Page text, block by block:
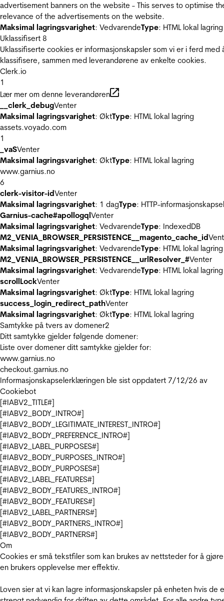
advertisement banners on the website - This serves to optimise
relevance of the advertisements on the website.
Maksimal lagringsvarighet: VedvarendeType: HTML lokal lagring
Uklassifisert 8
Uklassifiserte cookies er informasjonskapsler som vi er i ferd med
klassifisere, sammen med leverandørene av enkelte cookies.
Clerk.io
1
Lær mer om denne leverandøren
__clerk_debugVenter
Maksimal lagringsvarighet: ØktType: HTML lokal lagring
assets.voyado.com
1
_vaSVenter
Maksimal lagringsvarighet: ØktType: HTML lokal lagring
www.garnius.no
6
clerk-visitor-idVenter
Maksimal lagringsvarighet: 1 dagType: HTTP-informasjonskapsel
Garnius-cache#apollogqlVenter
Maksimal lagringsvarighet: VedvarendeType: IndexedDB
M2_VENIA_BROWSER_PERSISTENCE__magento_cache_id
Maksimal lagringsvarighet: VedvarendeType: HTML lokal lagring
M2_VENIA_BROWSER_PERSISTENCE__urlResolver_#Venter
Maksimal lagringsvarighet: VedvarendeType: HTML lokal lagring
scrollLockVenter
Maksimal lagringsvarighet: ØktType: HTML lokal lagring
success_login_redirect_pathVenter
Maksimal lagringsvarighet: ØktType: HTML lokal lagring
Samtykke på tvers av domener2
Ditt samtykke gjelder følgende domener:
Liste over domener ditt samtykke gjelder for:
www.garnius.no
checkout.garnius.no
Informasjonskapselerklæringen ble sist oppdatert 7/12/26 av
Cookiebot
[#IABV2_TITLE#]
[#IABV2_BODY_INTRO#]
[#IABV2_BODY_LEGITIMATE_INTEREST_INTRO#]
[#IABV2_BODY_PREFERENCE_INTRO#]
[#IABV2_LABEL_PURPOSES#]
[#IABV2_BODY_PURPOSES_INTRO#]
[#IABV2_BODY_PURPOSES#]
[#IABV2_LABEL_FEATURES#]
[#IABV2_BODY_FEATURES_INTRO#]
[#IABV2_BODY_FEATURES#]
[#IABV2_LABEL_PARTNERS#]
[#IABV2_BODY_PARTNERS_INTRO#]
[#IABV2_BODY_PARTNERS#]
Om
Cookies er små tekstfiler som kan brukes av nettsteder for å gjøre
en brukers opplevelse mer effektiv.
Loven sier at vi kan lagre informasjonskapsler på enheten hvis de